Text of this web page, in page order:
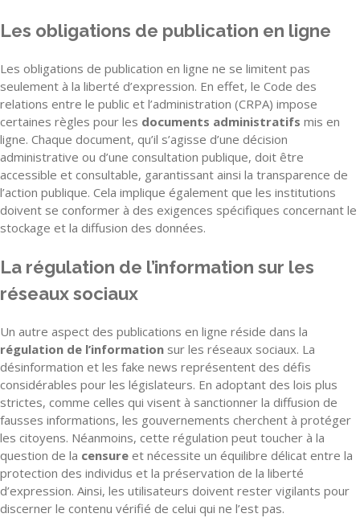
Les obligations de publication en ligne
Les obligations de publication en ligne ne se limitent pas
seulement à la liberté d’expression. En effet, le Code des
relations entre le public et l’administration (CRPA) impose
certaines règles pour les documents administratifs mis en
ligne. Chaque document, qu’il s’agisse d’une décision
administrative ou d’une consultation publique, doit être
accessible et consultable, garantissant ainsi la transparence de
l’action publique. Cela implique également que les institutions
doivent se conformer à des exigences spécifiques concernant le
stockage et la diffusion des données.
La régulation de l’information sur les
réseaux sociaux
Un autre aspect des publications en ligne réside dans la
régulation de l’information sur les réseaux sociaux. La
désinformation et les fake news représentent des défis
considérables pour les législateurs. En adoptant des lois plus
strictes, comme celles qui visent à sanctionner la diffusion de
fausses informations, les gouvernements cherchent à protéger
les citoyens. Néanmoins, cette régulation peut toucher à la
question de la censure et nécessite un équilibre délicat entre la
protection des individus et la préservation de la liberté
d’expression. Ainsi, les utilisateurs doivent rester vigilants pour
discerner le contenu vérifié de celui qui ne l’est pas.